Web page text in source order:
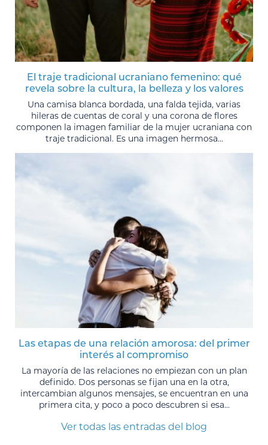
El traje tradicional ucraniano femenino: qué
revela sobre la cultura, la belleza y los valores
Una camisa blanca bordada, una falda tejida, varias
hileras de cuentas de coral y una corona de flores
componen la imagen familiar de la mujer ucraniana con
traje tradicional. Es una imagen hermosa...
Las etapas de una relación amorosa: del primer
interés al compromiso
La mayoría de las relaciones no empiezan con un plan
definido. Dos personas se fijan una en la otra,
intercambian algunos mensajes, se encuentran en una
primera cita, y poco a poco descubren si esa...
Ver todas las entradas del blog